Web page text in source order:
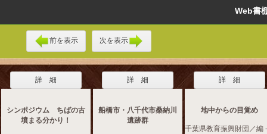
Web
前を表示 次を表示
詳 細
シンポジウム ちばの古
墳まる分かり！
詳 細
船橋市・八千代市桑納川
遺跡群
詳 細
地中からの目覚め
千葉県教育振興財団／編